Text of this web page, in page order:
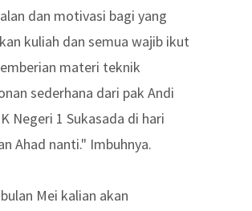
dan motivasi bagi yang
kuliah dan semua wajib ikut
materi teknik
sederhana dari pak Andi
Negeri 1 Sukasada di hari
Ahad nanti." Imbuhnya.
Mei kalian akan